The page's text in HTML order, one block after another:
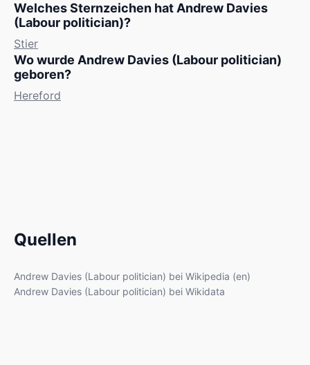
Welches Sternzeichen hat Andrew Davies
(Labour politician)?
Stier
Wo wurde Andrew Davies (Labour politician)
geboren?
Hereford
Quellen
Andrew Davies (Labour politician) bei Wikipedia (en)
Andrew Davies (Labour politician) bei Wikidata